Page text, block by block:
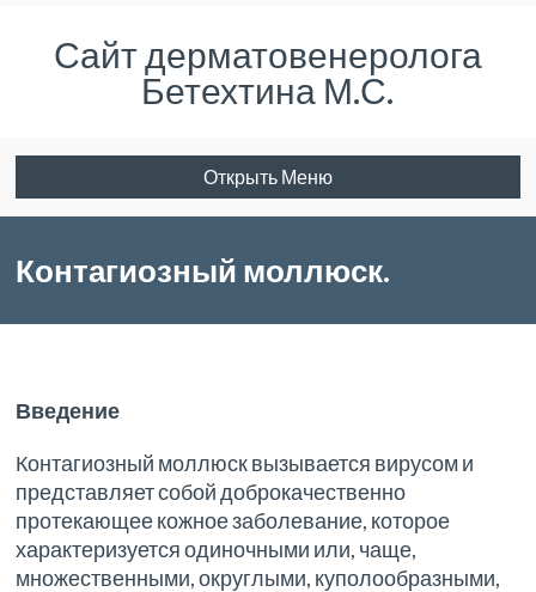
Сайт дерматовенеролога
Бетехтина М.С.
Открыть Меню
Контагиозный моллюск.
Введение
Контагиозный моллюск вызывается вирусом и
представляет собой доброкачественно
протекающее кожное заболевание, которое
характеризуется одиночными или, чаще,
множественными, округлыми, куполообразными,